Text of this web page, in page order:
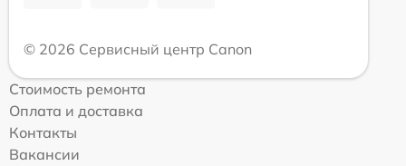
© 2026 Сервисный центр Canon
Стоимость ремонта
Оплата и доставка
Контакты
Вакансии